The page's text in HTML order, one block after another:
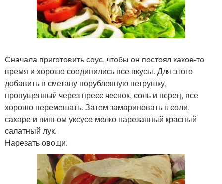
Сначала приготовить соус, чтобы он постоял какое-то
время и хорошо соединились все вкусы. Для этого
добавить в сметану порубленную петрушку,
пропущенный через пресс чеснок, соль и перец, все
хорошо перемешать. Затем замариновать в соли,
сахаре и винном уксусе мелко нарезанный красный
салатный лук.
Нарезать овощи.